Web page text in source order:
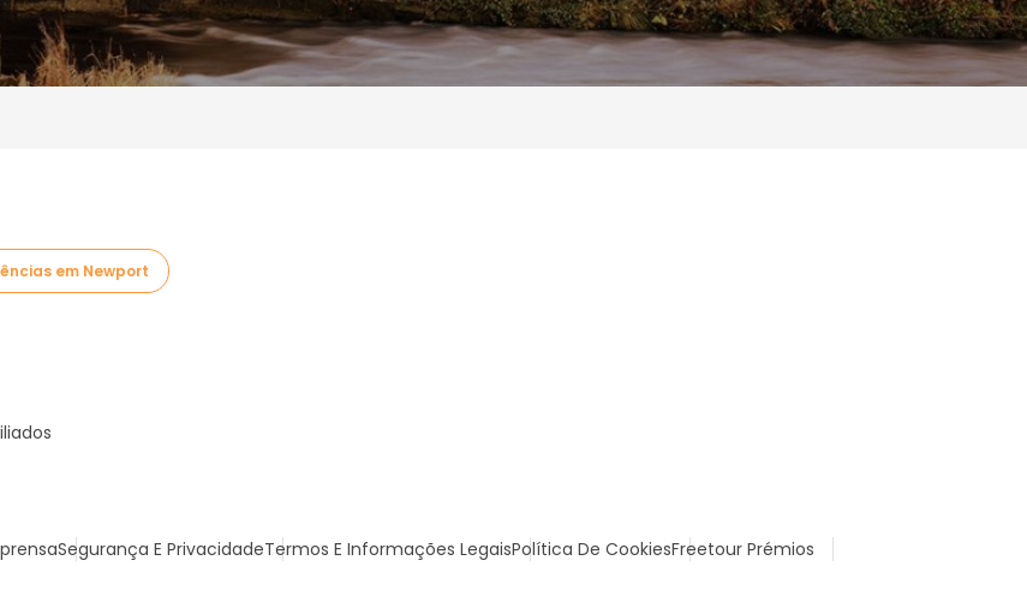
em Newport
Segurança E PrivacidadeTermos E Informações LegaisPolítica De CookiesFreetour Prémios